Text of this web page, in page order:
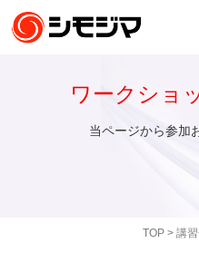
TOP> 講
ワークショ
当ページから参加